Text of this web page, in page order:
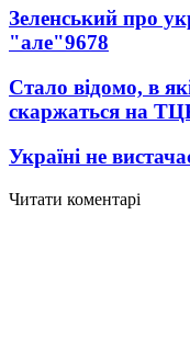
Зеленський про
"але"9678
Стало відомо, в
скаржаться на
Україні не
Читати коментарі